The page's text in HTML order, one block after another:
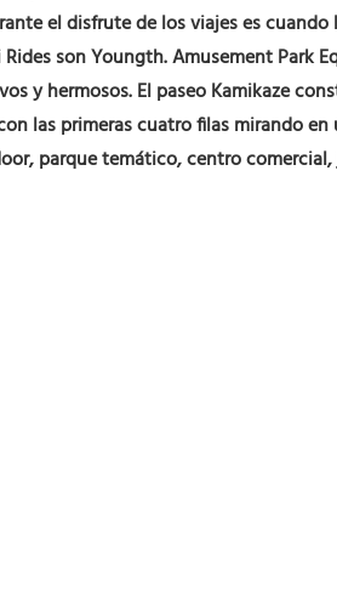
el disfrute de los viajes es cuando
son Youngth. Amusement Park
y hermosos. El paseo Kamikaze
las primeras cuatro filas mirando
parque temático, centro